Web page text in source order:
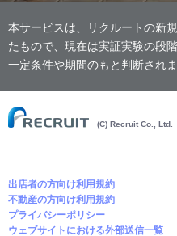
本サービスは、リクルートの新
たもので、現在は実証実験の段
一定条件や期間のもと判断されま
(C) Recruit Co., Ltd.
出店者の方向け利用規約
不動産の方向け利用規約
プライバシーポリシー
ウェブサイトにおける外部送信一覧